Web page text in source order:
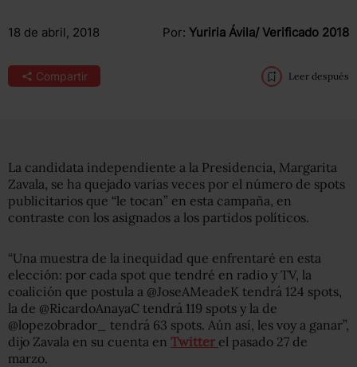
18 de abril, 2018 Por: Yuriria Ávila/ Verificado 2018
Compartir Leer después
La candidata independiente a la Presidencia, Margarita
Zavala, se ha quejado varias veces por el número de spots
publicitarios que “le tocan” en esta campaña, en
contraste con los asignados a los partidos políticos.
“Una muestra de la inequidad que enfrentaré en esta
elección: por cada spot que tendré en radio y TV, la
coalición que postula a @JoseAMeadeK tendrá 124 spots,
la de @RicardoAnayaC tendrá 119 spots y la de
@lopezobrador_ tendrá 63 spots. Aún así, les voy a ganar”,
dijo Zavala en su cuenta en Twitter el pasado 27 de
marzo.